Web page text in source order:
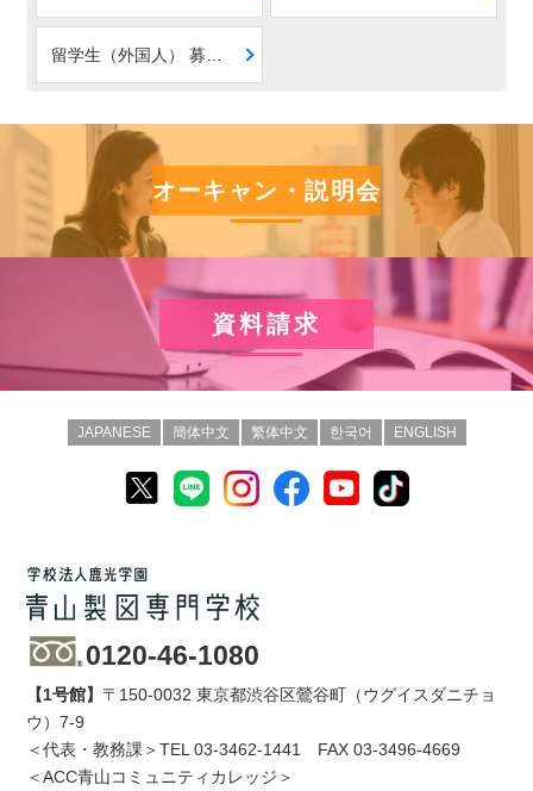
留学生（外国人） 募集9月1日受付開始
オーキャン・説明会
資料請求
JAPANESE 簡体中文 繁体中文 한국어 ENGLISH
0120-46-1080
【1号館】 〒150-0032 東京都渋谷区鶯谷町（ウグイスダニチョ
ウ）7-9
＜代表・教務課＞TEL03-3462-1441 FAX 03-3496-4669
＜ACC青山コミュニティカレッジ＞